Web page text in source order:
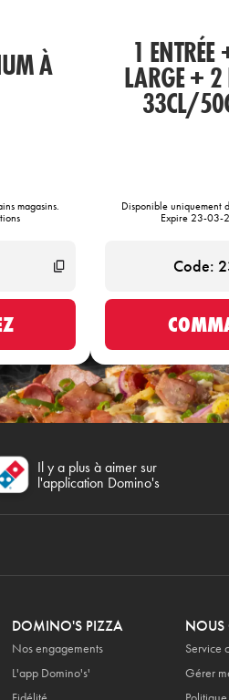
À
magasins.
1
LARGE + 2
33CL/
Disponible uniquement
Expire 23-03-
Il y a plus à aimer sur
l'application Domino's
DOMINO'S PIZZA
Nos engagements
L'app Domino's'
NOUS
Service
Gérer